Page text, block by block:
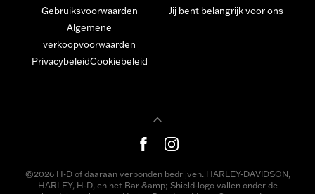
Gebruiksvoorwaarden
Algemene
verkoopvoorwaarden
PrivacybeleidCookiebeleid
Jij bent belangrijk voor ons
©2026 H-D of daaraan verbonden bedrijven. HARLEY-DAVIDSON,
HARLEY, H-D, en het Bar &amp; Shield-logo vallen onder de